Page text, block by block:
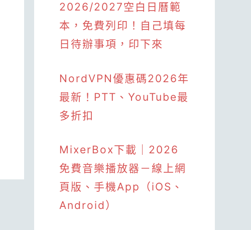
2026/2027空白日曆範
本，免費列印！自己填每
日待辦事項，印下來
NordVPN優惠碼2026年
最新！PTT、YouTube最
多折扣
MixerBox下載｜2026
免費音樂播放器－線上網
頁版、手機App（iOS、
Android）